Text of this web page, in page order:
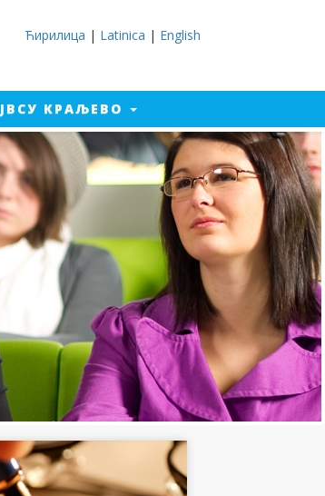
Ћирилица | Latinica | English
ЈВСУ КРАЉЕВО